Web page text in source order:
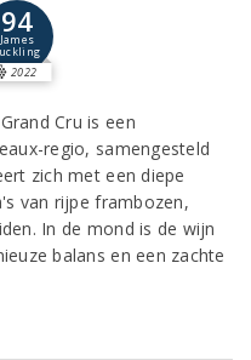
94
James
2022
Cru is een
regio, samengesteld
zich met een diepe
van rijpe frambozen,
In de mond is de wijn
balans en een zachte